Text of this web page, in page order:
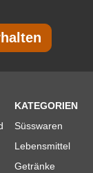
KATEGORIEN
Süsswaren
Lebensmittel
Getränke